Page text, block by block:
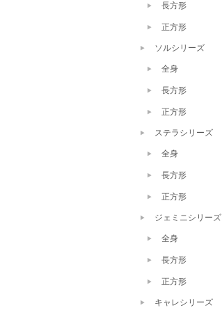
長方形
正方形
ソルシリーズ
全身
長方形
正方形
ステラシリーズ
全身
長方形
正方形
ジェミニシリーズ
全身
長方形
正方形
キャレシリーズ